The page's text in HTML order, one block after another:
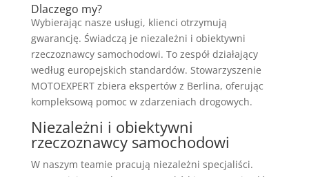
Dlaczego my?
Wybierając nasze usługi, klienci otrzymują
gwarancję. Świadczą je niezależni i obiektywni
rzeczoznawcy samochodowi. To zespół działający
według europejskich standardów. Stowarzyszenie
MOTOEXPERT zbiera ekspertów z Berlina, oferując
kompleksową pomoc w zdarzeniach drogowych.
Niezależni i obiektywni
rzeczoznawcy samochodowi
W naszym teamie pracują niezależni specjaliści.